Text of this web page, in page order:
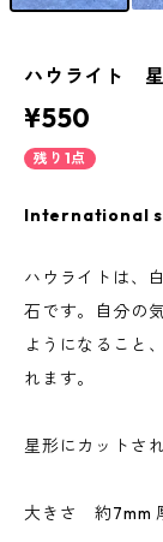
ハウライト
¥550
残り1点
International
ハウライトは、
石です。自分の
ようになること
れます。
星形にカットさ
大きさ 約7mm